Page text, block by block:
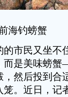
海钓螃蟹
市民又坐不
而是美味螃
然后投到合
。近日，记